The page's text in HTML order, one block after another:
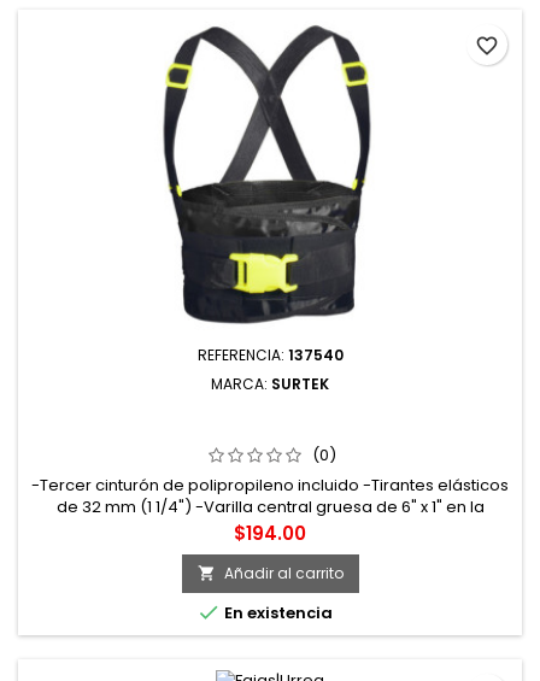
REFERENCIA: 137540
MARCA: SURTEK
(0)
-Tercer cinturón de polipropileno incluido -Tirantes elásticos
de 32 mm (1 1/4") -Varilla central gruesa de 6" x 1" en la
espalda -Cuatro varillas plásticas de 6" x 1/2" distribuidas en
la espalda -Herrajes plásticos de alta resistencia Talla:
Grande
Precio
$194.00
 Añadir al carrito
 En existencia
favorite_border